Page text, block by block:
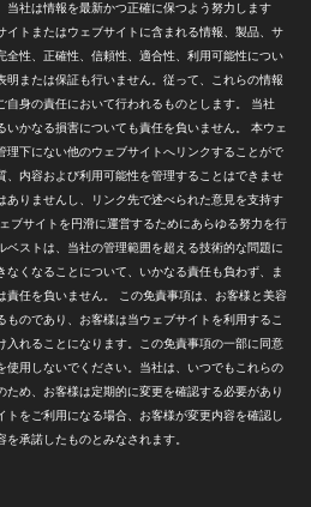
当社は情報を最新かつ正確に保つよう努力します
イトまたはウェブサイトに含まれる情報、製品、サ
全性、正確性、信頼性、適合性、利用可能性につい
または保証も行いません。従って、これらの情報
自身の責任において行われるものとします。 当社
かなる損害についても責任を負いません。 本ウェ
理下にない他のウェブサイトへリンクすることがで
、内容および利用可能性を管理することはできませ
ありませんし、リンク先で述べられた意見を支持す
ブサイトを円滑に運営するためにあらゆる努力を行
ベストは、当社の管理範囲を超える技術的な問題に
なくなることについて、いかなる責任も負わず、ま
責任を負いません。 この免責事項は、お客様と美容
のであり、お客様は当ウェブサイトを利用するこ
入れることになります。この免責事項の一部に同意
使用しないでください。当社は、いつでもこれらの
め、お客様は定期的に変更を確認する必要があり
をご利用になる場合、お客様が変更内容を確認し
承諾したものとみなされます。